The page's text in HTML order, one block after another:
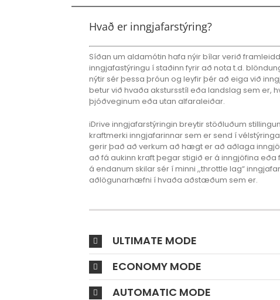
Hvað er inngjafarstýring?
Síðan um aldamótin hafa nýir bílar verið
inngjafastýringu í staðinn fyrir að nota t.d.
nýtir sér þessa þróun og leyfir þér að eiga við
betur við hvaða akstursstíl eða landslag sem er,
þjóðveginum eða utan alfaraleiðar.
iDrive inngjafarstýringin breytir stöðluðum
kraftmerki inngjafarinnar sem er send í
gerir það að verkum að hægt er að aðlaga
að fá aukinn kraft þegar stigið er á inngjöfina eða
á endanum skilar sér í minni ,,throttle lag“
aðlögunarhæfni í hvaða aðstæðum sem er.
ULTIMATE MODE
ECONOMY MODE
AUTOMATIC MODE